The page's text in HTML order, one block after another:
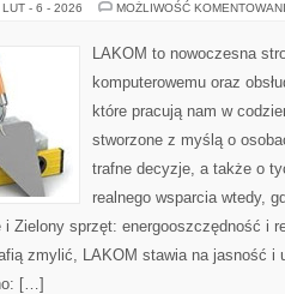
LUT - 6 - 2026 MOŻLIWOŚĆ
LAKOM to nowoczesna
komputerowemu oraz
które pracują nam w
stworzone z myślą o
trafne decyzje, a także o
realnego wsparcia wtedy,
i Zielony sprzęt: energooszczędność i
zmylić, LAKOM stawia na jasność i
[…]